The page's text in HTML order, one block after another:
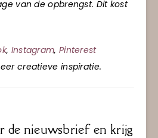
van de opbrengst. Dit kost
, Instagram, Pinterest
creatieve inspiratie.
de nieuwsbrief en krijg